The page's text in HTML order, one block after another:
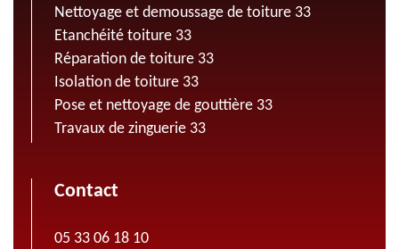
Nettoyage et demoussage de toiture 33
Etanchéité toiture 33
Réparation de toiture 33
Isolation de toiture 33
Pose et nettoyage de gouttière 33
Travaux de zinguerie 33
Contact
05 33 06 18 10